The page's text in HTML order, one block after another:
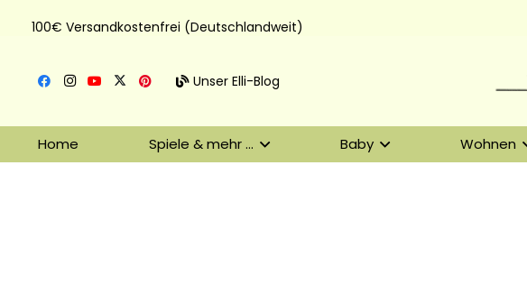
100€ Versandkostenfrei (Deutschlandweit)
Unser Elli-Blog
Home Spiele & mehr … Baby Wohnen